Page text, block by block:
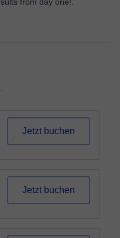
Jetzt buchen
Jetzt buchen